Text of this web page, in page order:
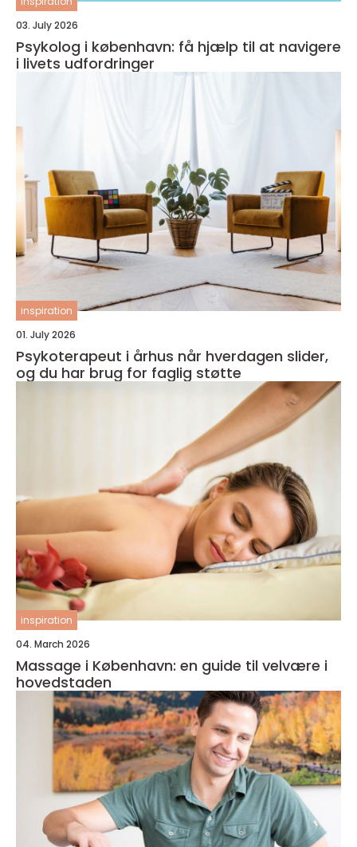
03. July 2026
Psykolog i københavn: få hjælp til at navigere
i livets udfordringer
inspiration
01. July 2026
Psykoterapeut i århus når hverdagen slider,
og du har brug for faglig støtte
inspiration
04. March 2026
Massage i København: en guide til velvære i
hovedstaden